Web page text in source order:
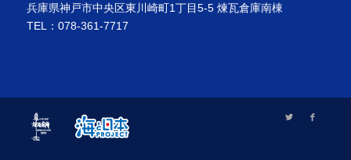
兵庫県神戸市中央区東川崎町1丁目5-5 煉瓦倉庫南棟
TEL：078-361-7717